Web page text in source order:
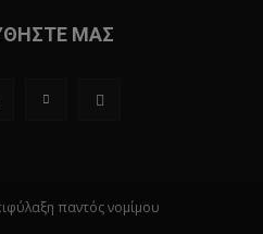
ΜΑΣ
παντός νομίμου